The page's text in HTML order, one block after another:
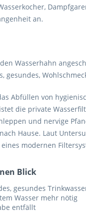
an.
Wasserhahn
gesundes,
Abfüllen von
die private
und nervige
Hause. Laut
modernen
Blick
gesundes
Wasser mehr nötig
entfällt